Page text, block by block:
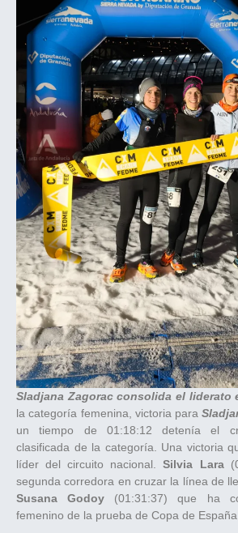
Sladjana Zagorac consolida el liderato
la categoría femenina, victoria para
un tiempo de 01:18:12 detenía el
clasificada de la categoría. Una victoria
líder del circuito nacional.Silvia Lara
segunda corredora en cruzar la línea de
Susana Godoy (01:31:37) que ha
femenino de la prueba de Copa de